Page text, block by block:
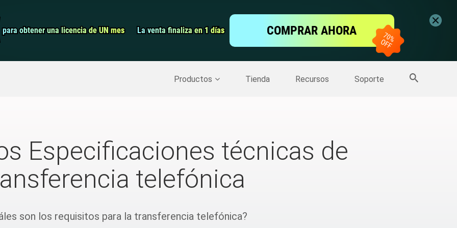
para obtener una licencia de UN mes
para obtener una licencia de UN mes La venta finaliza en 1 días
La venta finaliza en 1 días COMPRAR AHORA
Productos Tienda Recursos Soporte
Grabador de pantalla
Copia de seguridad del iPhone >> Más productos
Especificaciones técnicas de
telefónica
son los requisitos para la transferencia telefónica?